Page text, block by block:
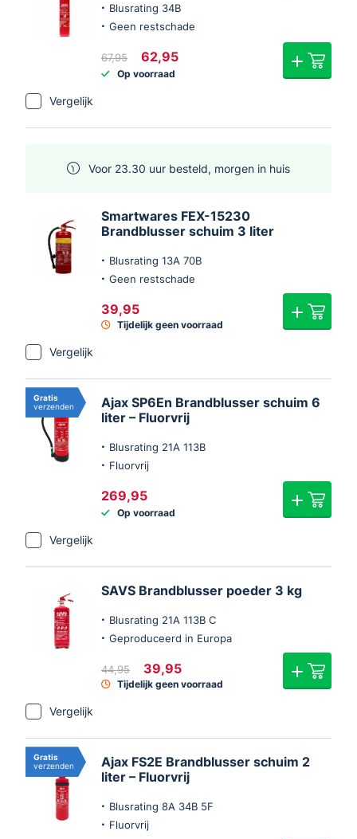
Blusrating 34B
Geen restschade
67,95
Oorspronkelijke
prijs
was:
62,95
Op voorraad
Vergelijk
Voor 23.30 uur besteld, morgen in huis
Smartwares FEX-15230
Brandblusser schuim 3 liter
Blusrating 13A 70B
Geen restschade
39,95
Tijdelijk geen voorraad
Vergelijk
Gratis
verzenden
Ajax SP6En Brandblusser schuim 6
liter – Fluorvrij
Blusrating 21A 113B
Fluorvrij
269,95
Op voorraad
Vergelijk
SAVS Brandblusser poeder 3 kg
Blusrating 21A 113B C
Geproduceerd in Europa
44,95
Oorspronkelijke
prijs
was:
39,95
prijs
is:
Tijdelijk geen voorraad
Vergelijk
Gratis
verzenden
Ajax FS2E Brandblusser schuim 2
liter – Fluorvrij
Blusrating 8A 34B 5F
Fluorvrij